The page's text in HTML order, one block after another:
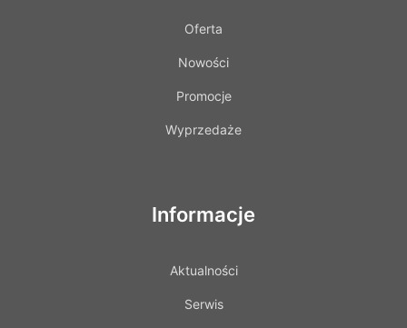
Oferta
Nowości
Promocje
Wyprzedaże
Informacje
Aktualności
Serwis